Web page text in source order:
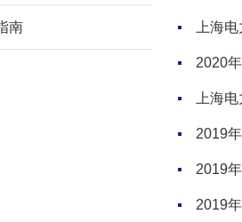
南 上海
2020
上海
2019
2019
2019